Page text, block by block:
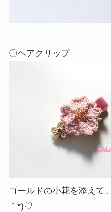
〇ヘアクリップ
ゴールドの小花を添えて
｀*)♡